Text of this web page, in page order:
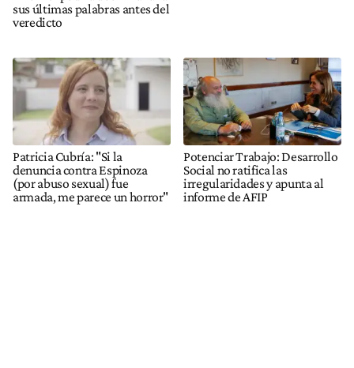
sus últimas palabras antes del
veredicto
Patricia Cubría: "Si la
denuncia contra Espinoza
(por abuso sexual) fue
armada, me parece un horror"
Potenciar Trabajo: Desarrollo
Social no ratifica las
irregularidades y apunta al
informe de AFIP